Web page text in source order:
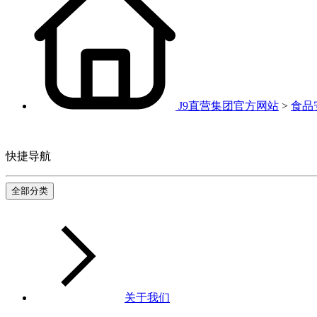
J9直营集团官方网站 > 食品
快捷导航
全部分类
关于我们